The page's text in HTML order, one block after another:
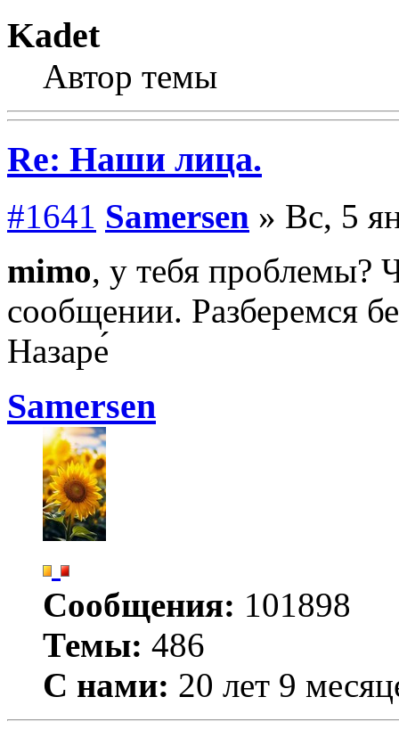
Kadet
Автор темы
Re: Наши лица.
#1641 Samersen » Вс, 5
mimo, у тебя проблемы?
сообщении. Разберемся
Назаре́
Samersen
Сообщения: 101898
Темы: 486
С нами: 20 лет 9